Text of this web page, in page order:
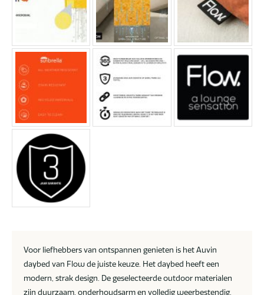
Voor liefhebbers van ontspannen genieten is het Auvin
daybed van Flow de juiste keuze. Het daybed heeft een
modern, strak design. De geselecteerde outdoor materialen
zijn duurzaam, onderhoudsarm en volledig weerbestendig.